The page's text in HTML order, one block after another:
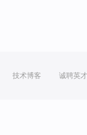
技术博客 诚聘英才